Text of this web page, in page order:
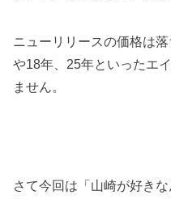
ニューリリースの価格は
や18年、25年といったエ
ません。
さて今回は「山崎が好き